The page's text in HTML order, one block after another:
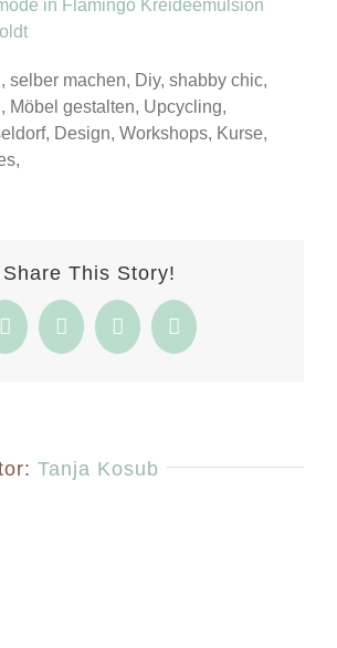
selber machen, Diy, shabby chic,
Möbel gestalten, Upcycling,
Design, Workshops, Kurse,
Share This Story!
FacebookTwitterPinterest
E-
Mail
Tanja Kosub